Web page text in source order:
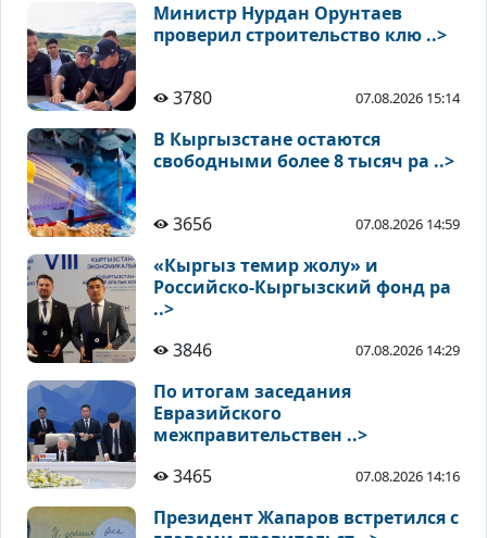
Министр Нурдан Орунтаев
проверил строительство клю ..>
3780 07.08.2026 15:14
В Кыргызстане остаются
свободными более 8 тысяч ра ..>
3656 07.08.2026 14:59
«Кыргыз темир жолу» и
Российско-Кыргызский фонд ра
..>
3846
07.08.2026 14:29
По итогам заседания
Евразийского
межправительствен ..>
3465
07.08.2026 14:16
Президент Жапаров встретился с